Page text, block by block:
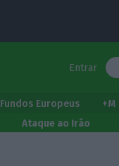
Entrar
Fundos Europeus +M
Ataque ao Irão